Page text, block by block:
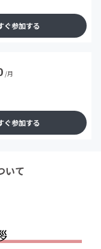
ぐ参加する
/月
ぐ参加する
いて